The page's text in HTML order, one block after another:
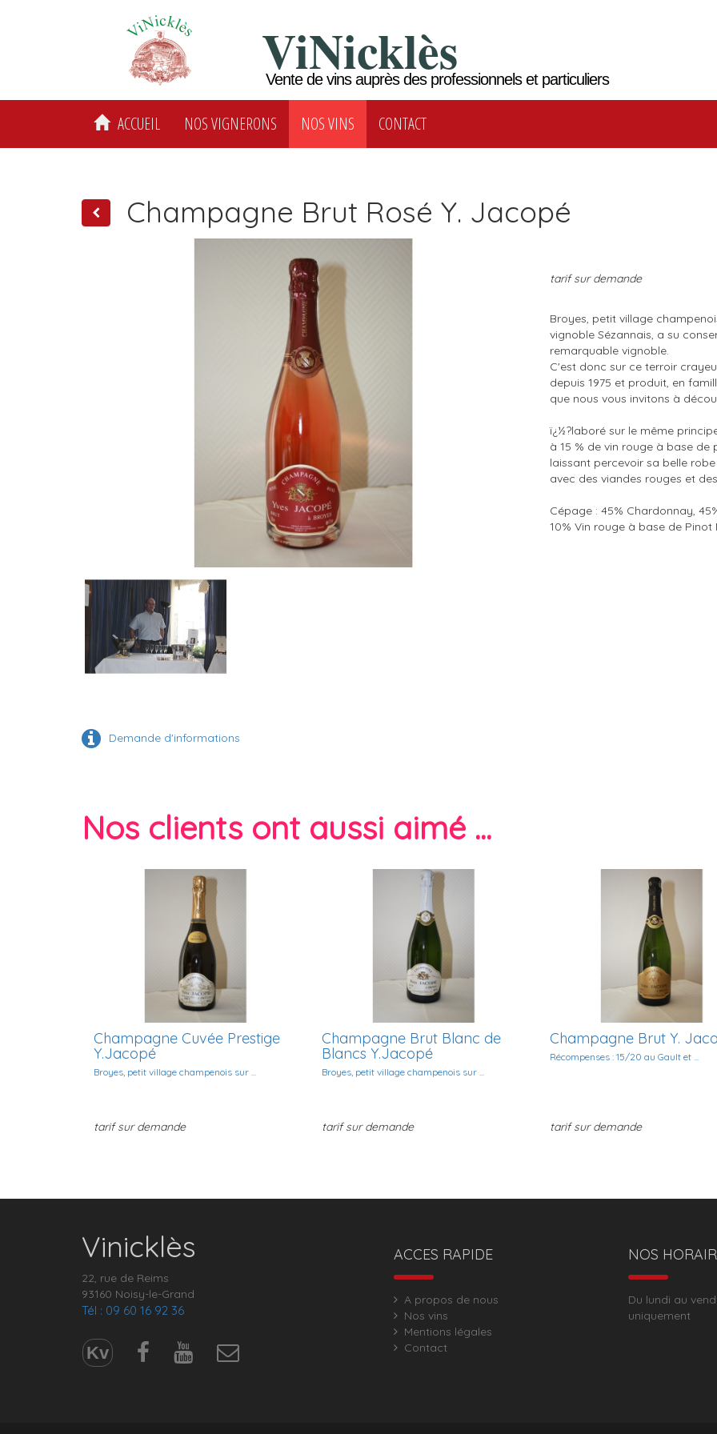
ViNicklès
Vente de vins auprès des professionnels et particuliers
ACCUEIL NOS VIGNERONS NOS VINS CONTACT
Champagne Brut Rosé Y. Jacopé
tarif sur demande
Broyes, petit village
vignoble Sézannais, a su
remarquable vignoble.
C'est donc sur ce terroir
depuis 1975 et produit, en
que nous vous invitons à
ï¿½?laboré sur le même
à 15 % de vin rouge à base
laissant percevoir sa belle
avec des viandes rouges et
Cépage : 45% Chardonnay,
10% Vin rouge à base de Pinot
Demande d'informations
Nos clients ont aussi aimé ...
Champagne Cuvée Prestige
Y.Jacopé
Broyes, petit village champenois sur ...
tarif sur demande
Champagne Brut Blanc de
Blancs Y.Jacopé
Broyes, petit village champenois sur ...
tarif sur demande
Champagne Brut Y.
Récompenses : 15/20 au Gault et ...
tarif sur demande
Vinicklès
22, rue de Reims
93160 Noisy-le-Grand
Tél : 09 60 16 92 36
Kv
ACCES RAPIDE
A propos de nous
Nos vins
Mentions légales
Contact
NOS
Du lundi au
uniquement